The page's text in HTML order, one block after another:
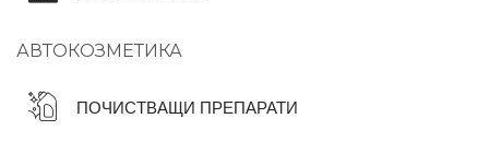
АВТОКОЗМЕТИКА
ПОЧИСТВАЩИ ПРЕПАРАТИ